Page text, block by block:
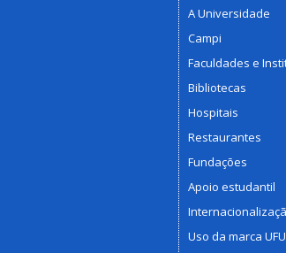
A Universidade
Campi
Faculdades e
Bibliotecas
Hospitais
Restaurantes
Fundações
Apoio estudantil
Uso da marca UFU